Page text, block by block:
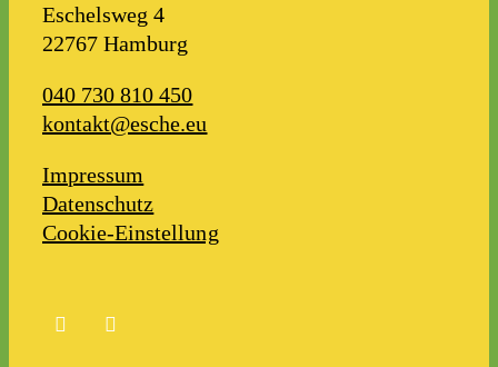
Eschel​sweg 4
22767 Hamburg
040 7​30 810 450
kontakt@esche.eu
Impressum
Datenschutz
Cookie-Einstellung